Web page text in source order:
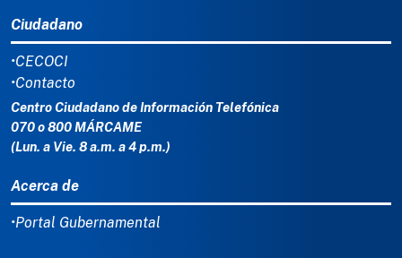
Ciudadano
•CECOCI
•Contacto
Centro Ciudadano de Información Telefónica
070 o 800 MÁRCAME
(Lun. a Vie. 8 a.m. a 4 p.m.)
Acerca de
•Portal Gubernamental